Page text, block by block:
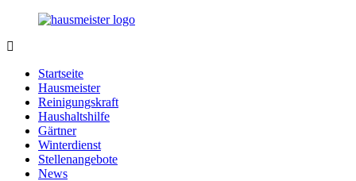
Zurück
Inhalt
Hausmeister.de
rund
Ihren
Haushalt
Startseite
Hausmeister
Reinigungskraft
Haushaltshilfe
Gärtner
Winterdienst
Stellenangebote
News